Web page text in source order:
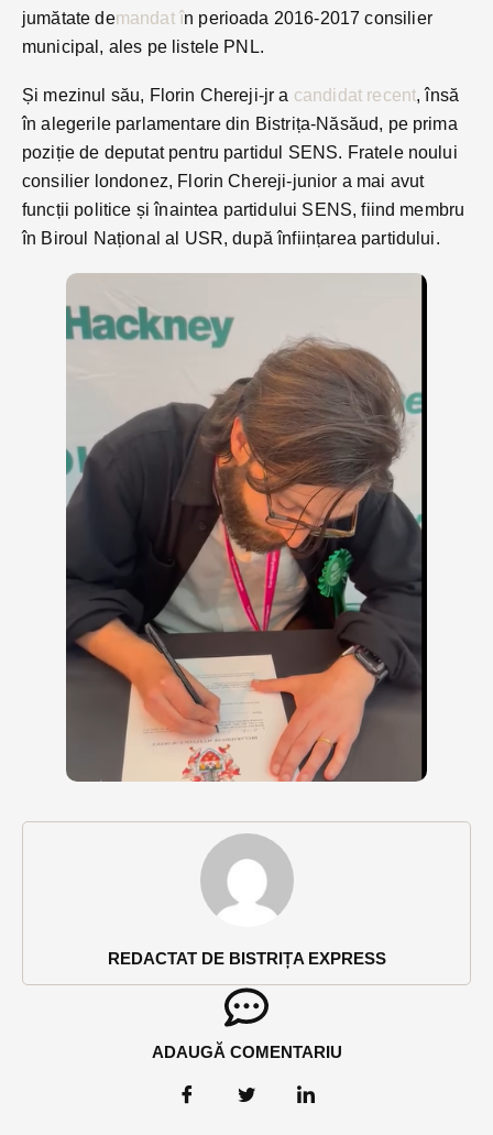
REDACTAT DE BISTRIȚA EXPRESS
ADAUGĂ COMENTARIU
jumătate demandat în perioada 2016-2017 consilier
municipal, ales pe listele PNL.
Și mezinul său, Florin Chereji-jr a candidat recent, însă
în alegerile parlamentare din Bistrița-Năsăud, pe prima
poziție de deputat pentru partidul SENS. Fratele noului
consilier londonez, Florin Chereji-junior a mai avut
funcții politice și înaintea partidului SENS, fiind membru
în Biroul Național al USR, după înființarea partidului.